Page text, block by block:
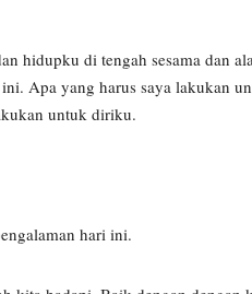
hidupku di tengah sesama dan
Apa yang harus saya lakukan
untuk diriku.
hari ini.